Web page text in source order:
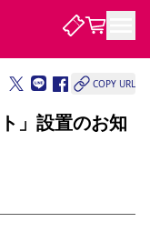
COPY URL
」設置のお知